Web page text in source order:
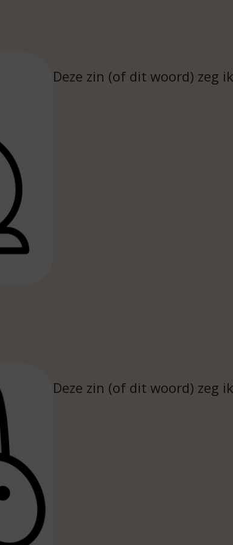
Deze zin (of dit woord) zeg ik
Deze zin (of dit woord) zeg ik